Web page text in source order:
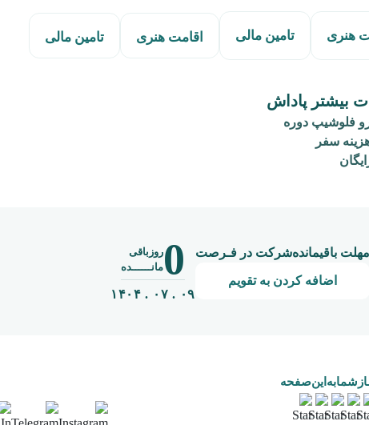
هنری تامین مالی اقامت هنری تامین مالی
بیشتر پاداش
سفر
مهلت باقیمانده‌شرکت در فـرصت
اضافه کردن به تقویم 0روزباقی
مانــــــده
۰۹ . ۰۷ . ۱۴۰۴